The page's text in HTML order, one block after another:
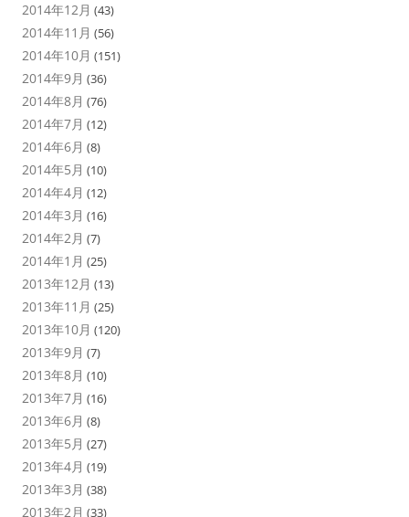
2014年12月 (43)
2014年11月 (56)
2014年10月 (151)
2014年9月 (36)
2014年8月 (76)
2014年7月 (12)
2014年6月 (8)
2014年5月 (10)
2014年4月 (12)
2014年3月 (16)
2014年2月 (7)
2014年1月 (25)
2013年12月 (13)
2013年11月 (25)
2013年10月 (120)
2013年9月 (7)
2013年8月 (10)
2013年7月 (16)
2013年6月 (8)
2013年5月 (27)
2013年4月 (19)
2013年3月 (38)
2013年2月 (33)